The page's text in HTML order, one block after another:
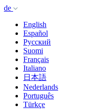
de
English
Español
Русский
Suomi
Français
Italiano
日本語
Nederlands
Português
Türkçe